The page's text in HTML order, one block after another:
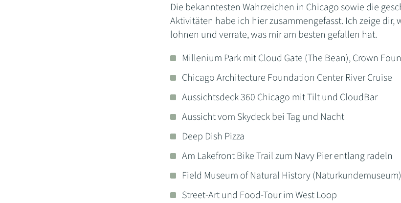
Die bekanntesten Wahrzeichen in Chicago sowie die
Aktivitäten habe ich hier zusammengefasst. Ich zeige
lohnen und verrate, was mir am besten gefallen hat.
Millenium Park mit Cloud Gate (The Bean), Crown
Chicago Architecture Foundation Center River Cruise
Aussichtsdeck 360 Chicago mit Tilt und CloudBar
Aussicht vom Skydeck bei Tag und Nacht
Deep Dish Pizza
Am Lakefront Bike Trail zum Navy Pier entlang radeln
Field Museum of Natural History (Naturkundemuseum)
Street-Art und Food-Tour im West Loop